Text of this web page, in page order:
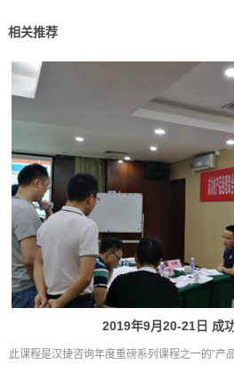
相关推荐
2019年9月20-21日 成
此课程是汉捷咨询年度重磅系列课程之一的”产